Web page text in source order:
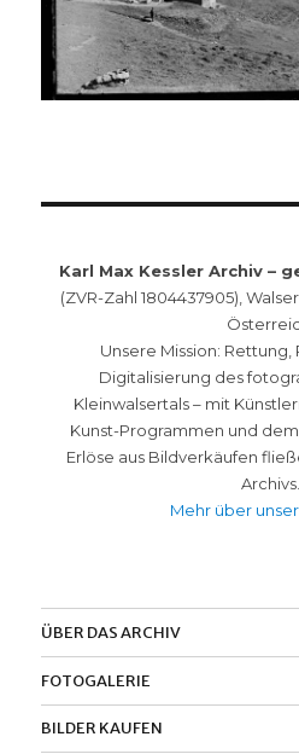
Karl Max Kessler Archiv –
(ZVR-Zahl 1804437905),
Unsere Mission:
Digitalisierung des
Kleinwalsertals – mit
Kunst-Programmen und
Erlöse aus Bildverkäufen
Archivs.
Mehr über
ÜBER DAS ARCHIV
FOTOGALERIE
BILDER KAUFEN